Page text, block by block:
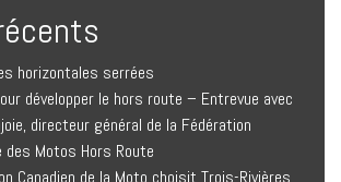
horizontales serrées
développer le hors route – Entrevue avec
directeur général de la Fédération
des Motos Hors Route